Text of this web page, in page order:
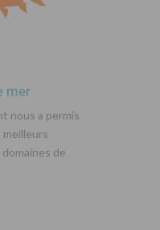
mer
nous a permis
meilleurs
de